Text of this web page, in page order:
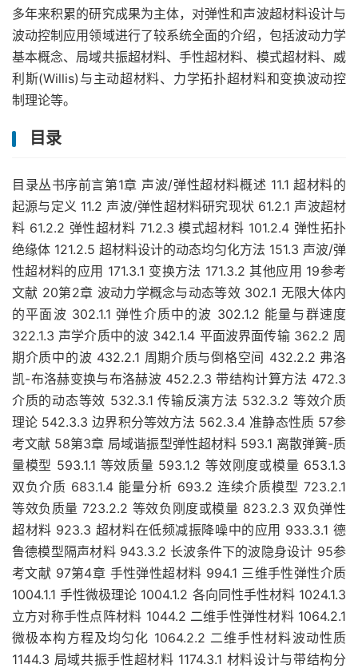
多年来积累的研究成果为主体，对弹性和声波超材料设计与
波动控制应用领域进行了较系统全面的介绍，包括波动力学
基本概念、局域共振超材料、手性超材料、模式超材料、威
利斯(Willis)与主动超材料、力学拓扑超材料和变换波动控
制理论等。
目录
目录丛书序前言第1章 声波/弹性超材料概述 11.1 超材料的
起源与定义 11.2 声波/弹性超材料研究现状 61.2.1 声波超材
料 61.2.2 弹性超材料 71.2.3 模式超材料 101.2.4 弹性拓扑
绝缘体 121.2.5 超材料设计的动态均匀化方法 151.3 声波/弹
性超材料的应用 171.3.1 变换方法 171.3.2 其他应用 19参考
文献 20第2章 波动力学概念与动态等效 302.1 无限大体内
的平面波 302.1.1 弹性介质中的波 302.1.2 能量与群速度
322.1.3 声学介质中的波 342.1.4 平面波界面传输 362.2 周
期介质中的波 432.2.1 周期介质与倒格空间 432.2.2 弗洛
凯-布洛赫变换与布洛赫波 452.2.3 带结构计算方法 472.3
介质的动态等效 532.3.1 传输反演方法 532.3.2 等效介质
理论 542.3.3 边界积分等效方法 562.3.4 准静态性质 57参
考文献 58第3章 局域谐振型弹性超材料 593.1 离散弹簧-质
量模型 593.1.1 等效质量 593.1.2 等效刚度或模量 653.1.3
双负介质 683.1.4 能量分析 693.2 连续介质模型 723.2.1
等效负质量 723.2.2 等效负刚度或模量 823.2.3 双负弹性
超材料 923.3 超材料在低频减振降噪中的应用 933.3.1 德
鲁德模型隔声材料 943.3.2 长波条件下的波隐身设计 95参
考文献 97第4章 手性弹性超材料 994.1 三维手性弹性介质
1004.1.1 手性微极理论 1004.1.2 各向同性手性材料 1024.1.3
立方对称手性点阵材料 1044.2 二维手性弹性材料 1064.2.1
微极本构方程及均匀化 1064.2.2 二维手性材料波动性质
1144.3 局域共振手性超材料 1174.3.1 材料设计与带结构分